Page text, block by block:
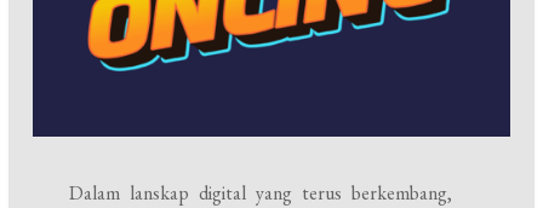
Dalam lanskap digital yang terus berkembang,